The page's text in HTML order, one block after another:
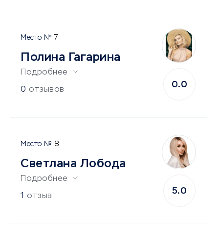
7
Полина Гагарина
Подробнее
0 отзывов
0.0
8
Светлана Лобода
Подробнее
1 отзыв
5.0